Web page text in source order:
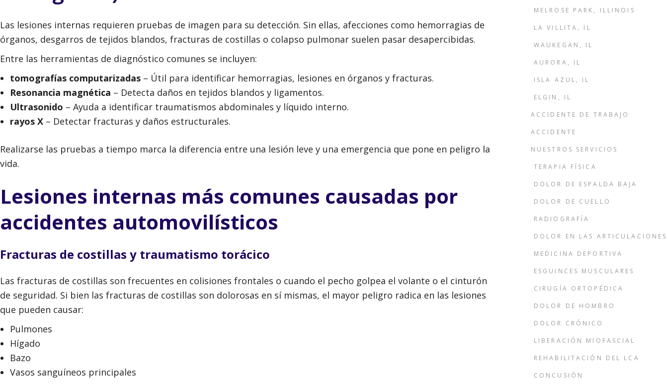
Las lesiones internas requieren pruebas de imagen para su detección. Sin ellas, afecciones como hemorragias de
órganos, desgarros de tejidos blandos, fracturas de costillas o colapso pulmonar suelen pasar desapercibidas.
Entre las herramientas de diagnóstico comunes se incluyen:
tomografías computarizadas– Útil para identificar hemorragias, lesiones en órganos y fracturas.
Resonancia magnética – Detecta daños en tejidos blandos y ligamentos.
Ultrasonido – Ayuda a identificar traumatismos abdominales y líquido interno.
rayos X– Detectar fracturas y daños estructurales.
Realizarse las pruebas a tiempo marca la diferencia entre una lesión leve y una emergencia que pone en peligro la
vida.
Lesiones internas más comunes causadas por
accidentes automovilísticos
Fracturas de costillas y traumatismo torácico
Las fracturas de costillas son frecuentes en colisiones frontales o cuando el pecho golpea el volante o el cinturón
de seguridad. Si bien las fracturas de costillas son dolorosas en sí mismas, el mayor peligro radica en las lesiones
que pueden causar:
Pulmones
Hígado
Bazo
Vasos sanguíneos principales
MELROSE PARK, ILLINOIS
LA VILLITA, IL
WAUKEGAN, IL
AURORA, IL
ISLA AZUL, IL
ELGIN, IL
ACCIDENTE DE TRABAJO
ACCIDENTE
NUESTROS SERVICIOS
TERAPIA FÍSICA
DOLOR DE ESPALDA BAJA
DOLOR DE CUELLO
RADIOGRAFÍA
DOLOR EN LAS ARTICULACIONES
MEDICINA DEPORTIVA
ESGUINCES MUSCULARES
CIRUGÍA ORTOPÉDICA
DOLOR DE HOMBRO
DOLOR CRÓNICO
LIBERACIÓN MIOFASCIAL
REHABILITACIÓN DEL LCA
CONCUSIÓN